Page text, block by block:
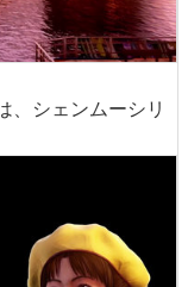
、シェンムーシリ